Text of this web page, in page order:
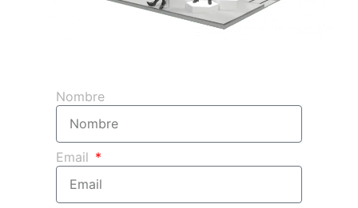
Nombre
Email